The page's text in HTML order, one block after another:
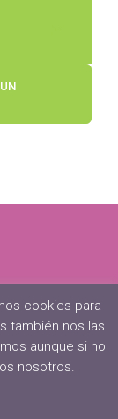
cookies para
también nos las
aunque si no
nosotros.